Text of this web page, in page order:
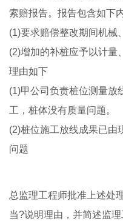
索赔报告。报告包含如下
(1)要求赔偿整改期间机械
(2)增加的补桩应予以计量
理由如下
(1)甲公司负责桩位测量放
工，桩体没有质量问题。
(2)桩位施工放线成果已由
问题
总监理工程师批准上述处
当?说明理由，并简述监